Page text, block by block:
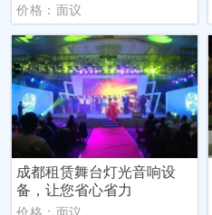
价格：面议
成都租赁舞台灯光音响设
备，让您省心省力